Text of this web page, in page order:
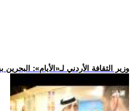
.. وزير الثقافة الأردني لـ«الأيام»: